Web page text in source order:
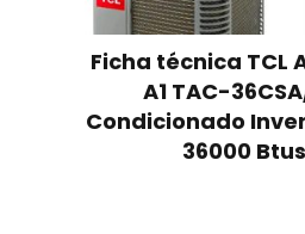
Ficha técnica TCL
A1 TAC-
Condicionado
36000